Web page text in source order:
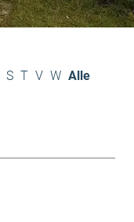
S T V W Alle